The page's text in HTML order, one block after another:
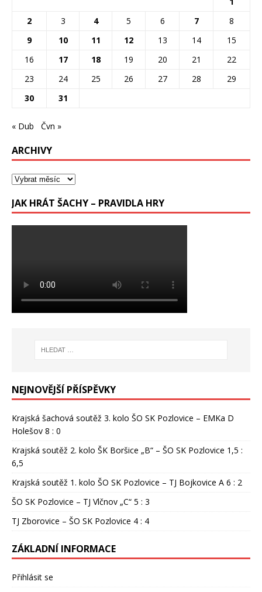
2
3 4 5 6 7
8
9
10 11 12 13 14
15
16
17 18 19 20 21
22
23
24 25 26 27 28
29
30
31
« Dub Čvn »
ARCHIVY
JAK HRÁT ŠACHY – PRAVIDLA HRY
NEJNOVĚJŠÍ PŘÍSPĚVKY
Krajská šachová soutěž 3. kolo ŠO SK Pozlovice – EMKa D
Holešov 8 : 0
Krajská soutěž 2. kolo ŠK Boršice „B“ – ŠO SK Pozlovice 1,5 :
6,5
Krajská soutěž 1. kolo ŠO SK Pozlovice – TJ Bojkovice A 6 : 2
ŠO SK Pozlovice – TJ Vlčnov „C“ 5 : 3
TJ Zborovice – ŠO SK Pozlovice 4 : 4
ZÁKLADNÍ INFORMACE
Přihlásit se